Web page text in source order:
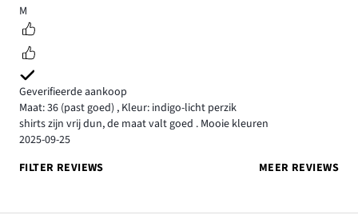
4
M
Geverifieerde aankoop
Maat: 36 (past goed) , Kleur: indigo-licht perzik
shirts zijn vrij dun, de maat valt goed . Mooie kleuren
2025-09-25
FILTER REVIEWS
MEER REVIEWS